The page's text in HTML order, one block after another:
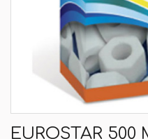
EUROSTAR 500